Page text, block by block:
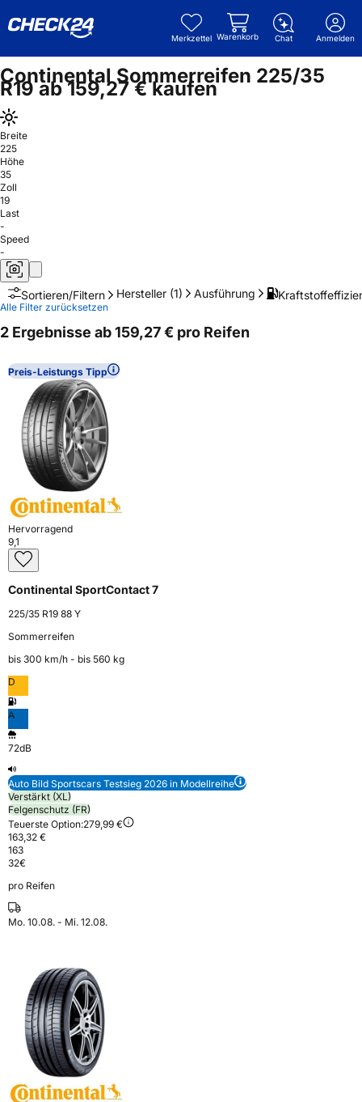
Merkzettel Warenkorb Chat Anmelden
Continental Sommerreifen 225/35
R19 ab 159,27 € kaufen
Breite
225
Höhe
35
Zoll
19
Last
-
Speed
-
Sortieren/Filtern Hersteller (1) Ausführung
Alle Filter zurücksetzen
2 Ergebnisse ab 159,27 € pro Reifen
Preis-Leistungs Tipp
Hervorragend
9,1
Continental SportContact 7
225/35 R19 88 Y
Sommerreifen
bis 300 km⁠/⁠h - bis 560 kg
D
A
72dB
Auto Bild Sportscars Testsieg 2026 in Modellreihe
Verstärkt (XL)
Felgenschutz (FR)
Teuerste Option:279,99 €
163,32 €
163
32€
pro Reifen
Mo. 10.08. - Mi. 12.08.